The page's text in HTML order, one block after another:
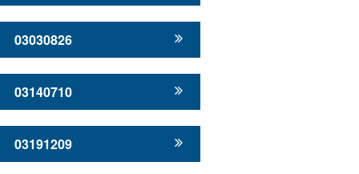
03030826
03140710
03191209